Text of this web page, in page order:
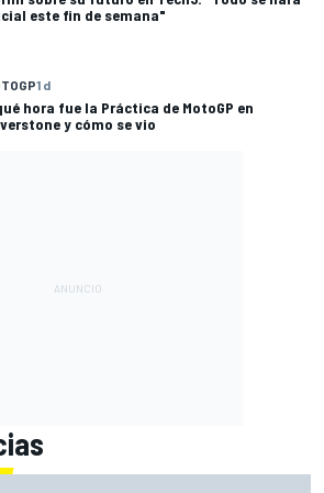
este fin de semana"
1 d
hora fue la Práctica de MotoGP en
y cómo se vio